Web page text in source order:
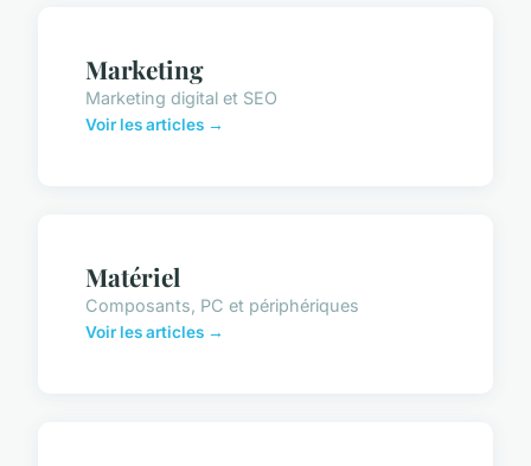
Marketing
Marketing digital et SEO
Voir les articles →
Matériel
Composants, PC et périphériques
Voir les articles →